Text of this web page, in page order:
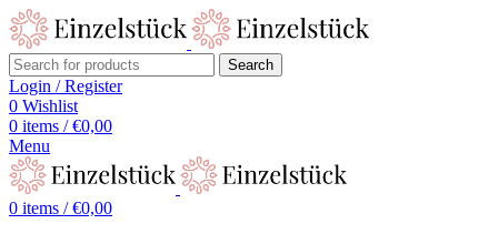
Search
Login / Register
0 Wishlist
0 items / €0,00
Menu
0 items / €0,00